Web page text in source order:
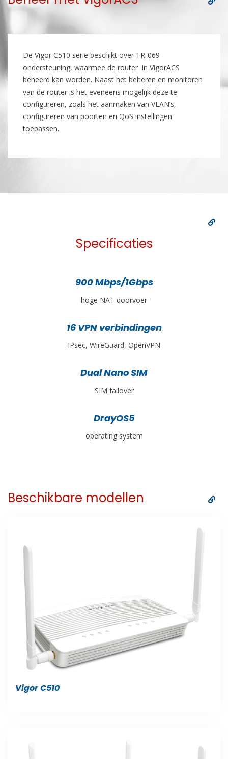
De Vigor C510 serie beschikt over TR-069
ondersteuning, waarmee de router in VigorACS
beheerd kan worden. Naast het beheren en monitoren
van de router is het eveneens mogelijk deze te
configureren, zoals het aanmaken van VLAN’s,
configureren van poorten en QoS instellingen
toepassen.
Specificaties
900 Mbps/1Gbps
hoge NAT doorvoer
16 VPN verbindingen
IPsec, WireGuard, OpenVPN
Dual Nano SIM
SIM failover
DrayOS5
operating system
Beschikbare modellen
Vigor C510